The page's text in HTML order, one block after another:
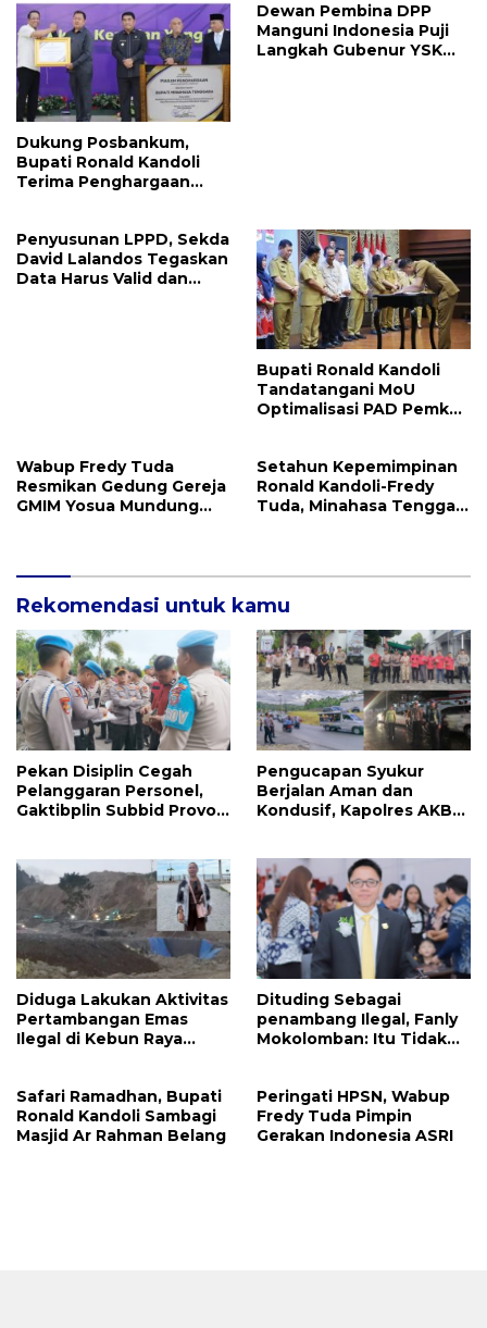
Dukung Posbankum,
Bupati Ronald Kandoli
Terima Penghargaan
Dewan Pembina DPP
Manguni Indonesia Puji
Langkah Gubenur YSK
Penyusunan LPPD, Sekda
David Lalandos Tegaskan
Data Harus Valid dan
Bupati Ronald Kandoli
Tandatangani MoU
Optimalisasi PAD Pemkab
Wabup Fredy Tuda
Resmikan Gedung Gereja
GMIM Yosua Mundung
Setahun Kepemimpinan
Ronald Kandoli-Fredy
Tuda, Minahasa Tenggara
Rekomendasi untuk kamu
Pekan Disiplin Cegah
Pelanggaran Personel,
Gaktibplin Subbid Provos
Pengucapan Syukur
Berjalan Aman dan
Kondusif, Kapolres AKBP
Mitra
Diduga Lakukan Aktivitas
Pertambangan Emas
Ilegal di Kebun Raya
Sondakh
Dituding Sebagai
penambang Ilegal, Fanly
Mokolomban: Itu Tidak
Safari Ramadhan, Bupati
Ronald Kandoli Sambagi
Masjid Ar Rahman Belang
Peringati HPSN, Wabup
Fredy Tuda Pimpin
Gerakan Indonesia ASRI